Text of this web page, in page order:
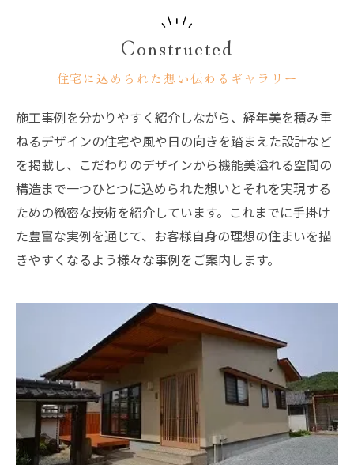
Constructed
住宅に込められた想い伝わるギャラリー
施工事例を分かりやすく紹介しながら、経年美を積み重
ねるデザインの住宅や風や日の向きを踏まえた設計など
を掲載し、こだわりのデザインから機能美溢れる空間の
構造まで一つひとつに込められた想いとそれを実現する
ための緻密な技術を紹介しています。これまでに手掛け
た豊富な実例を通じて、お客様自身の理想の住まいを描
きやすくなるよう様々な事例をご案内します。